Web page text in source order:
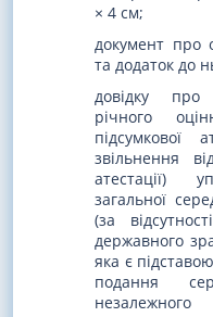
× 4 см;
документ про
та додаток до
довідку про
річного
підсумкової
звільнення
атестації)
загальної
(за
державного
яка є
подання